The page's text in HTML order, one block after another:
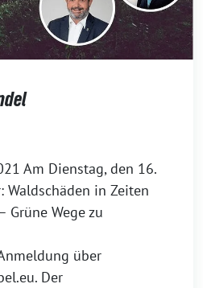
Am Dienstag, den 16.
Waldschäden in Zeiten
Grüne Wege zu
über
Der